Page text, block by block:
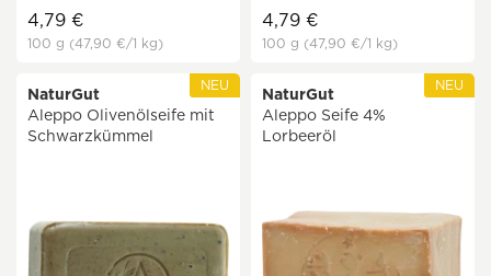
4,79 €
100 g (47,90 €/1 kg)
4,79 €
100 g (47,90 €/1 kg)
NEU
NaturGut
Aleppo Olivenölseife mit
Schwarzkümmel
NEU
NaturGut
Aleppo Seife 4%
Lorbeeröl